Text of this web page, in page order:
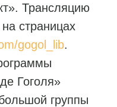
Трансляцию
страницах
gogol_lib.
Гоголя»
группы